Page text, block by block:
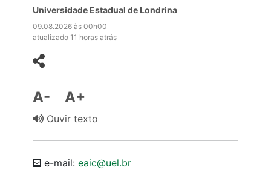
Universidade Estadual de Londrina
09.08.2026 às 00h00
atualizado 11 horas atrás
A- A+
Ouvir texto
e-mail: eaic@uel.br